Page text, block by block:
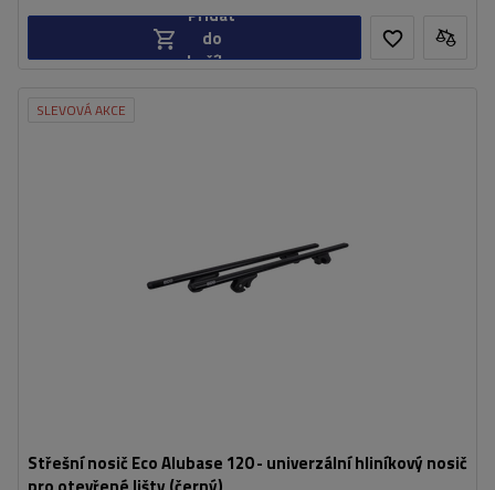
Přidat
do
košíku
SLEVOVÁ AKCE
Střešní nosič Eco Alubase 120 - univerzální hliníkový nosič